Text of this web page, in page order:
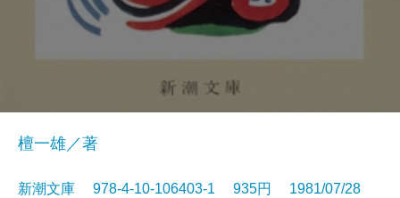
檀一雄／著
新潮文庫 978-4-10-106403-1 935円 1981/07/28